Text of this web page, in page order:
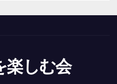
楽しむ会